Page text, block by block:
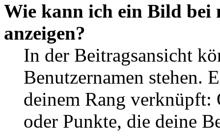
Wie kann ich ein Bild bei
anzeigen?
In der Beitragsansicht
Benutzernamen stehen.
deinem Rang verknüpft:
oder Punkte, die deine